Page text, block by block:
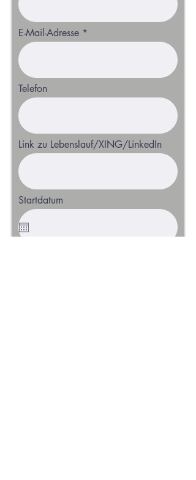
E-Mail-Adresse
Telefon
Link zu Lebenslauf/XING/LinkedIn
Startdatum